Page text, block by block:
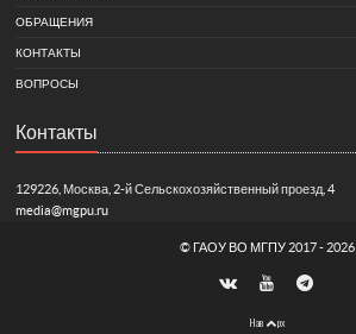
ОБРАЩЕНИЯ
КОНТАКТЫ
ВОПРОСЫ
Контакты
129226, Москва, 2-й Сельскохозяйственный проезд, 4
media@mgpu.ru
© ГАОУ ВО МГПУ 2017 - 2026
Нав рх